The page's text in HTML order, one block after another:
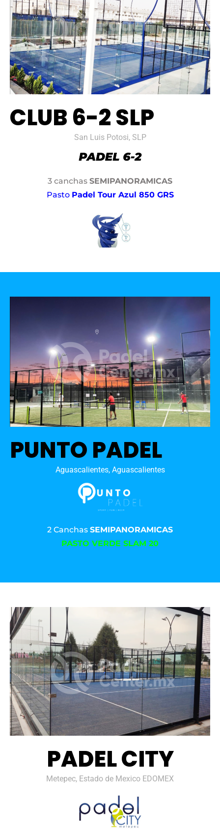
CLUB 6-2 SLP
San Luis Potosi, SLP
3 canchas SEMIPANORAMICAS
Pasto Padel Tour Azul 850 GRS
PUNTO PADEL
Aguascalientes, Aguascalientes
2 Canchas SEMIPANORAMICAS
PASTO VERDE SLAM 20
PADEL CITY
Metepec, Estado de Mexico EDOMEX